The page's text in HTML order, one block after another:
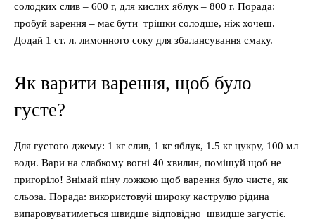
солодких слив – 600 г, для кислих яблук – 800 г. Порада:
пробуй варення – має бути трішки солодше, ніж хочеш.
Додай 1 ст. л. лимонного соку для збалансування смаку.
Як варити варення, щоб було
густе?
Для густого джему: 1 кг слив, 1 кг яблук, 1.5 кг цукру, 100 мл
води. Вари на слабкому вогні 40 хвилин, помішуй щоб не
пригоріло! Знімай піну ложкою щоб варення було чисте, як
сльоза. Порада: використовуй широку каструлю рідина
випаровуватиметься швидше відповідно швидше загустіє.